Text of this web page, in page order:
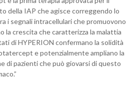
della IAP che agisce correggendo lo
i segnali intracellulari che promuovono
la crescita che caratterizza la malattia
di HYPERION confermano la solidità
e potenzialmente ampliano la
di pazienti che può giovarsi di questo